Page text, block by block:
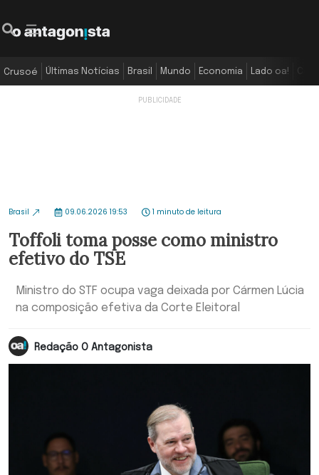
Crusoé Últimas Notícias Brasil Mundo Economia Lado oa!
Brasil 09.06.2026 19:53 1 minuto de leitura
Toffoli toma posse como ministro
efetivo do TSE
Ministro do STF ocupa vaga deixada por Cármen Lúcia
na composição efetiva da Corte Eleitoral
Redação O Antagonista